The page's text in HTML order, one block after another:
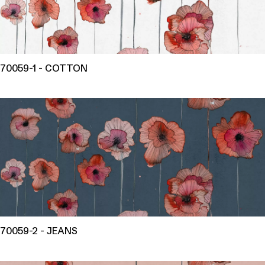
70059-1 - COTTON
70059-2 - JEANS